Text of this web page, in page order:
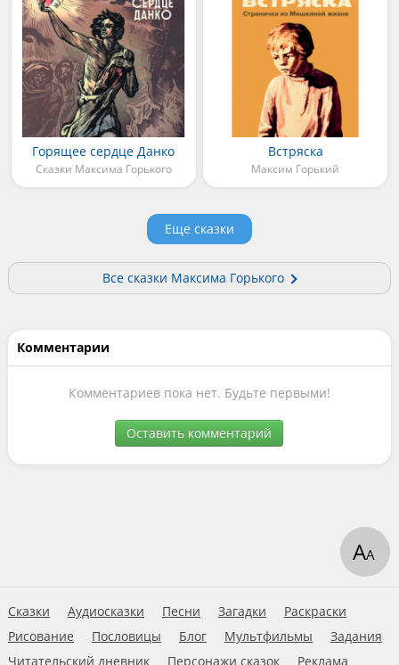
Горящее сердце Данко
Сказки Максима Горького
Встряска
Максим Горький
Еще сказки
Все сказки Максима Горького
Комментарии
Комментариев пока нет. Будьте первыми!
Оставить комментарий
Сказки Аудиосказки Песни Загадки
Раскраски
Рисование
Пословицы Блог Мультфильмы
Задания
Читательский дневник
Персонажи сказок Реклама
АА